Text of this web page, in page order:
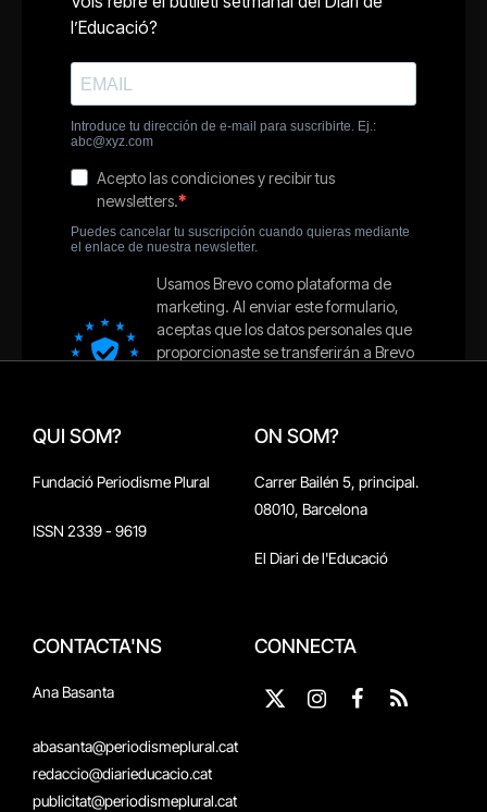
QUI SOM?
Fundació Periodisme Plural
ISSN 2339 - 9619
ON SOM?
Carrer Bailén 5, principal.
08010, Barcelona
El Diari de l'Educació
CONTACTA'NS
Ana Basanta
abasanta@periodismeplural.cat
redaccio@diarieducacio.cat
publicitat@periodismeplural.cat
CONNECTA
X
Instagram
Facebook
RSS